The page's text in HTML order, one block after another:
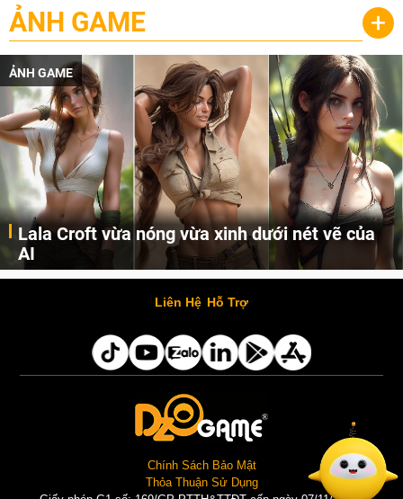
ẢNH GAME +
ẢNH GAME
Lala Croft vừa nóng vừa xinh dưới nét vẽ của
AI
Cùng đến với những hình ảnh Lala Croft của Tomb Raider dưới nét vẽ của AI. Một cô nàng xinh đẹp, nóng bỏng nhưng cũng rắn rỏi và mạnh mẽ.
Liên Hệ Hỗ Trợ
Chính Sách Bảo Mật
Thỏa Thuận Sử Dụng